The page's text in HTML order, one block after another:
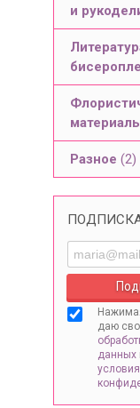
и
Разное (2)
даю
данных